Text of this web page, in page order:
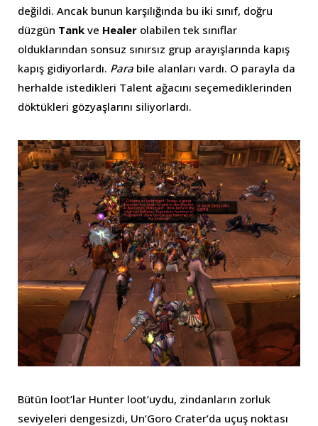
değildi. Ancak bunun karşılığında bu iki sınıf, doğru
düzgün Tank ve Healer olabilen tek sınıflar
olduklarından sonsuz sınırsız grup arayışlarında kapış
kapış gidiyorlardı. Para bile alanları vardı. O parayla da
herhalde istedikleri Talent ağacını seçemediklerinden
döktükleri gözyaşlarını siliyorlardı.
Bütün loot’lar Hunter loot’uydu, zindanların zorluk
seviyeleri dengesizdi, Un’Goro Crater’da uçuş noktası